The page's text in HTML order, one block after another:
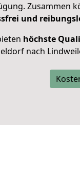
Zusammen
und
höchste
nach